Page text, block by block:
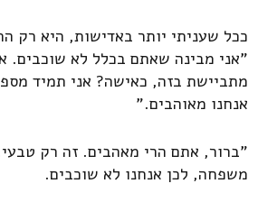
ככל שעניתי יותר באדישות, היא רק
"אני מבינה שאתם בכלל לא שוכבים.
מתביישת בזה, כאישה? אני תמיד
אנחנו מאוהבים."
"ברור, אתם הרי מאהבים. זה רק
משפחה, לכן אנחנו לא שוכבים.